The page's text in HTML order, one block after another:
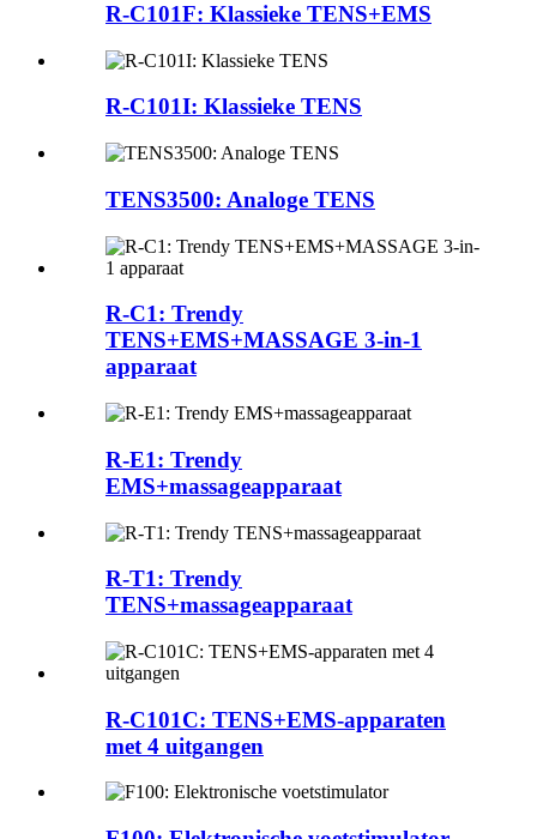
R-C101F: Klassieke TENS+EMS
R-C101I: Klassieke TENS
TENS3500: Analoge TENS
R-C1: Trendy
TENS+EMS+MASSAGE 3-in-1
apparaat
R-E1: Trendy
EMS+massageapparaat
R-T1: Trendy
TENS+massageapparaat
R-C101C: TENS+EMS-apparaten
met 4 uitgangen